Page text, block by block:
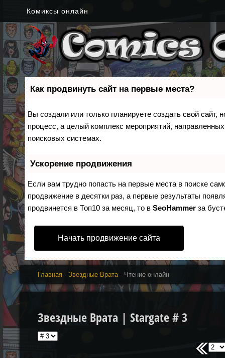
Комиксы онлайн
Как продвинуть сайт на первые места?
Вы создали или только планируете создать свой сайт,
процесс, а целый комплекс мероприятий,
поисковых системах.
Ускорение продвижения
Если вам трудно попасть на первые места в поиске
продвижение в десятки раз, а первые результаты
продвинется в Топ10 за месяц, то вSeoHammer за
Начать продвижение сайта
Главная -Звездные Врата- Чтение онлайн
Звездные Врата | Stargate # 3